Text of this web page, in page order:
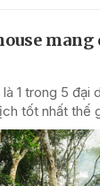
1 trong 5 đại
tốt nhất thế